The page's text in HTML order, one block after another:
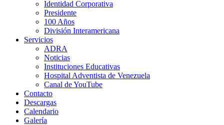
Identidad Corporativa
Presidente
100 Años
División Interamericana
Servicios
ADRA
Noticias
Instituciones Educativas
Hospital Adventista de Venezuela
Canal de YouTube
Contacto
Descargas
Calendario
Galería